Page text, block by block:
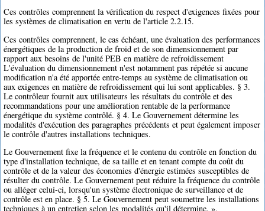
Ces contrôles comprennent la vérification du respect d'exigences fixées pour
les systèmes de climatisation en vertu de l'article 2.2.15.
Ces contrôles comprennent, le cas échéant, une évaluation des performances
énergétiques de la production de froid et de son dimensionnement par
rapport aux besoins de l'unité PEB en matière de refroidissement
L'évaluation du dimensionnement n'est notamment pas répétée si aucune
modification n'a été apportée entre-temps au système de climatisation ou
aux exigences en matière de refroidissement qui lui sont applicables. § 3.
Le contrôleur fournit aux utilisateurs les résultats du contrôle et des
recommandations pour une amélioration rentable de la performance
énergétique du système contrôlé. § 4. Le Gouvernement détermine les
modalités d'exécution des paragraphes précédents et peut également imposer
le contrôle d'autres installations techniques.
Le Gouvernement fixe la fréquence et le contenu du contrôle en fonction du
type d'installation technique, de sa taille et en tenant compte du coût du
contrôle et de la valeur des économies d'énergie estimées susceptibles de
résulter du contrôle. Le Gouvernement peut réduire la fréquence du contrôle
ou alléger celui-ci, lorsqu'un système électronique de surveillance et de
contrôle est en place. § 5. Le Gouvernement peut soumettre les installations
techniques à un entretien selon les modalités qu'il détermine. ».